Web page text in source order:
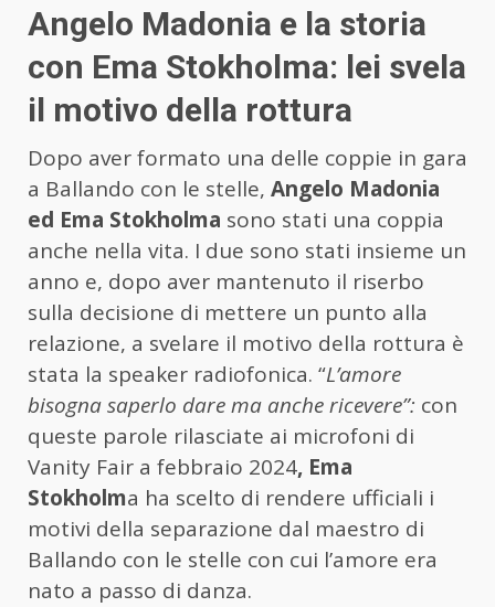
Angelo Madonia e la storia
con Ema Stokholma: lei svela
il motivo della rottura
Dopo aver formato una delle coppie in gara
a Ballando con le stelle, Angelo Madonia
ed Ema Stokholma sono stati una coppia
anche nella vita. I due sono stati insieme un
anno e, dopo aver mantenuto il riserbo
sulla decisione di mettere un punto alla
relazione, a svelare il motivo della rottura è
stata la speaker radiofonica. “L’amore
bisogna saperlo dare ma anche ricevere”: con
queste parole rilasciate ai microfoni di
Vanity Fair a febbraio 2024, Ema
Stokholma ha scelto di rendere ufficiali i
motivi della separazione dal maestro di
Ballando con le stelle con cui l’amore era
nato a passo di danza.